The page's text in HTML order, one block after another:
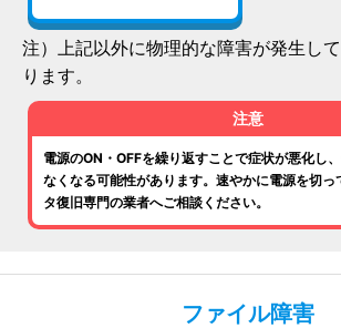
注）上記以外に物理的な障害が発生し
ります。
注意
電源のON・OFFを繰り返すことで症状が悪化し
なくなる可能性があります。速やかに電源を切っ
タ復旧専門の業者へご相談ください。
ファイル障害